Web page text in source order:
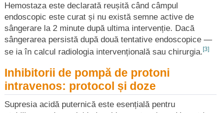
Hemostaza este declarată reușită când câmpul
endoscopic este curat și nu există semne active de
sângerare la 2 minute după ultima intervenție. Dacă
sângerarea persistă după două tentative endoscopice —
se ia în calcul radiologia intervențională sau chirurgia. [3]
Inhibitorii de pompă de protoni
intravenos: protocol și doze
Supresia acidă puternică este esențială pentru